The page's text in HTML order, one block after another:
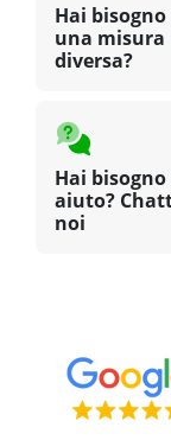
Hai bisogno
una misura
diversa?
Hai bisogno
aiuto?
noi